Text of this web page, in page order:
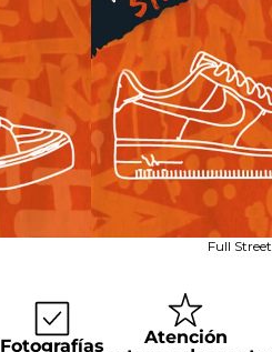
Full Street
Fotografías
Atención